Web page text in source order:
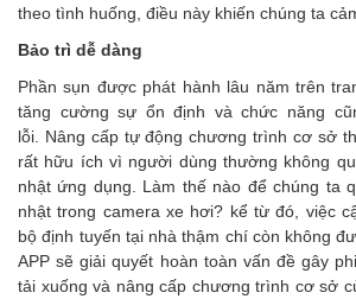
theo tình huống, điều này khiến chúng ta
Bảo trì dễ dàng
Phần sụn được phát hành lâu năm trên
tăng cường sự ổn định và chức năng
lỗi. Nâng cấp tự động chương trình cơ sở
rất hữu ích vì người dùng thường không
nhật ứng dụng. Làm thế nào để chúng ta
nhật trong camera xe hơi? kể từ đó, việc
bộ định tuyến tại nhà thậm chí còn không
APP sẽ giải quyết hoàn toàn vấn đề gây
tải xuống và nâng cấp chương trình cơ sở